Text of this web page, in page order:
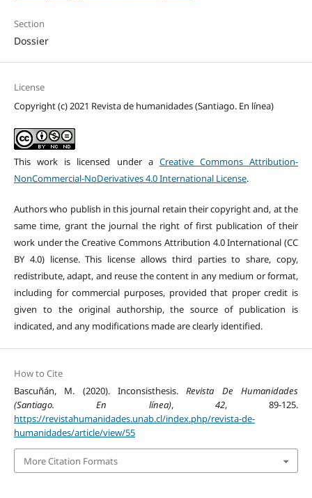
Section
Dossier
License
Copyright (c) 2021 Revista de humanidades (Santiago. En línea)
This work is licensed under a Creative Commons Attribution-
NonCommercial-NoDerivatives 4.0 International License.
Authors who publish in this journal retain their copyright and, at the
same time, grant the journal the right of first publication of their
work under the Creative Commons Attribution 4.0 International (CC
BY 4.0) license. This license allows third parties to share, copy,
redistribute, adapt, and reuse the content in any medium or format,
including for commercial purposes, provided that proper credit is
given to the original authorship, the source of publication is
indicated, and any modifications made are clearly identified.
How to Cite
Bascuñán, M. (2020). Inconsisthesis.Revista De Humanidades
(Santiago. En línea), 42, 89-125.
https://revistahumanidades.unab.cl/index.php/revista-de-
humanidades/article/view/55
More Citation Formats